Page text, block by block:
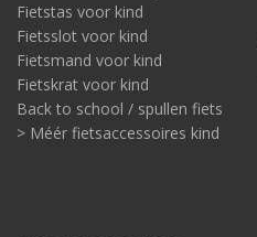
Fietstas voor kind
Fietsslot voor kind
Fietsmand voor kind
Fietskrat voor kind
Back to school / spullen fiets
> Méér fietsaccessoires kind